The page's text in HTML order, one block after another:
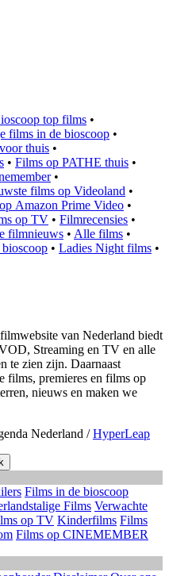
top films •
films in de bioscoop •
thuis •
• Films op PATHE thuis •
•
films op Videoland •
Amazon Prime Video •
op TV • Filmrecensies •
filmnieuws • Alle films •
• Ladies Night films •
van Nederland biedt
Streaming en TV en alle
te zien zijn. Daarnaast
films, premieres en films op
nieuws en maken we
Nederland /HyperLeap
Films in de bioscoop
Films Verwachte
op TV Kinderfilms Films
Films op CINEMEMBER